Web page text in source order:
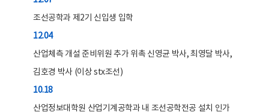
조선공학과 제2기 신입생 입학
12.04
산업체측 개설 준비위원 추가 위촉 신영균 박사, 최영달 박사,
김호경 박사 (이상 stx조선)
10.18
산업정보대학원 산업기계공학과 내 조선공학전공 설치 인가